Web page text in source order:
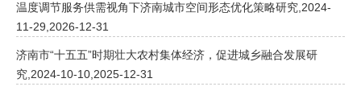
温度调节服务供需视角下济南城市空间形态优化策略研究,2024-
11-29,2026-12-31
济南市“十五五”时期壮大农村集体经济，促进城乡融合发展研
究,2024-10-10,2025-12-31